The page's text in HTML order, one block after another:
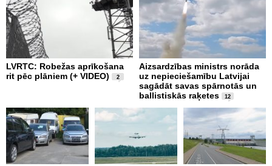
LVRTC: Robežas aprīkošana
rit pēc plāniem (+ VIDEO)
2
Aizsardzības ministrs norāda
uz nepieciešamību Latvijai
sagādāt savas spārnotās un
ballistiskās raķetes
12